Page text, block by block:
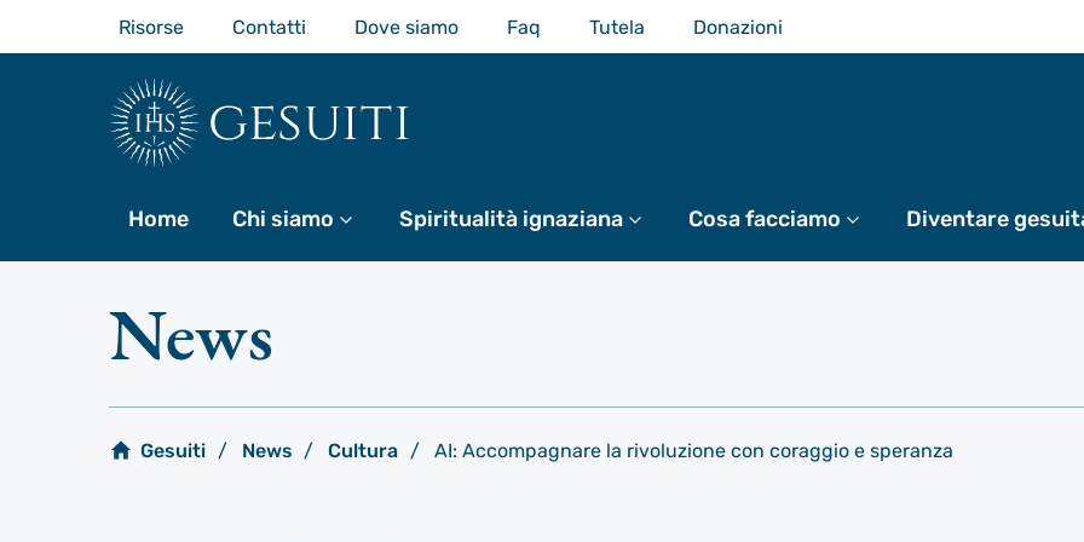
contenuto
Risorse Contatti Dove siamo Faq Tutela Donazioni
gesuiti
Home Chi siamo Di piùSpiritualità ignaziana Di piùCosa facciamo Di piùDiventare
News
Gesuiti News Cultura AI: Accompagnare la rivoluzione con coraggio e speranza